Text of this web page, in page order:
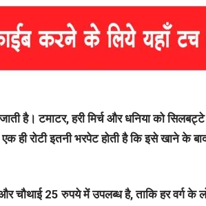
है। टमाटर, हरी मिर्च और धनिया को
ही रोटी इतनी भरपेट होती है कि इसे खाने के
चौथाई 25 रुपये में उपलब्ध है, ताकि हर वर्ग के